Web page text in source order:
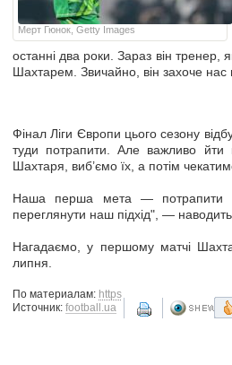
Мерт Гюнок, Getty Images
останні два роки. Зараз він
Шахтарем. Звичайно, він захоче нас
Фінал Ліги Європи цього сезону
туди потрапити. Але важливо
Шахтаря, виб’ємо їх, а потім
Наша перша мета — потрапити
переглянути наш підхід", —
Нагадаємо, у першому матчі
липня.
По материалам: https
Источник: football.ua